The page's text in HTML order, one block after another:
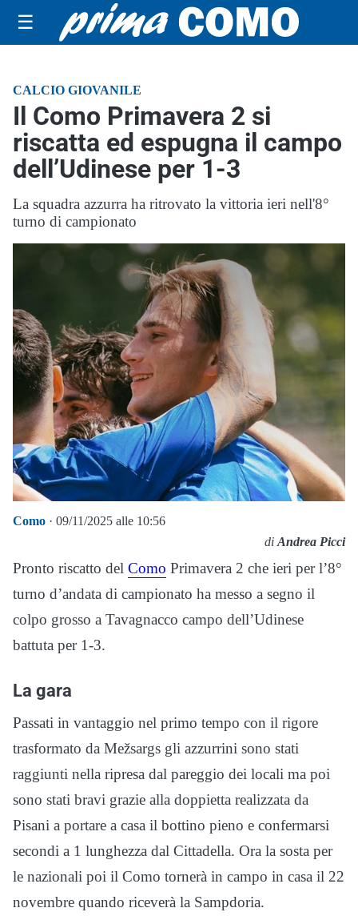
☰
CALCIO GIOVANILE
Il Como Primavera 2 si
riscatta ed espugna il campo
dell’Udinese per 1-3
La squadra azzurra ha ritrovato la vittoria ieri nell'8°
turno di campionato
Como · 09/11/2025 alle 10:56
di Andrea Picci
Pronto riscatto del Como Primavera 2 che ieri per l’8°
turno d’andata di campionato ha messo a segno il
colpo grosso a Tavagnacco campo dell’Udinese
battuta per 1-3.
La gara
Passati in vantaggio nel primo tempo con il rigore
trasformato da Mežsargs gli azzurrini sono stati
raggiunti nella ripresa dal pareggio dei locali ma poi
sono stati bravi grazie alla doppietta realizzata da
Pisani a portare a casa il bottino pieno e confermarsi
secondi a 1 lunghezza dal Cittadella. Ora la sosta per
le nazionali poi il Como tornerà in campo in casa il 22
novembre quando riceverà la Sampdoria.